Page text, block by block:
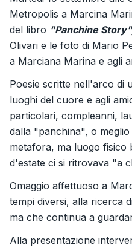
Metropolis a Marcina
del libro "Panchine
Olivari e le foto di Mario
a Marciana Marina e agli
Poesie scritte nell'arco di
luoghi del cuore e agli
particolari, compleanni,
dalla "panchina", o
metafora, ma luogo fisico
d'estate ci si ritrovava "a
Omaggio affettuoso a
tempi diversi, alla ricerca
ma che continua a
Alla presentazione